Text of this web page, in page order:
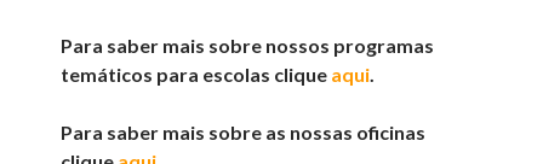
Para saber mais sobre nossos programas
temáticos para escolas clique aqui.
Para saber mais sobre as nossas oficinas